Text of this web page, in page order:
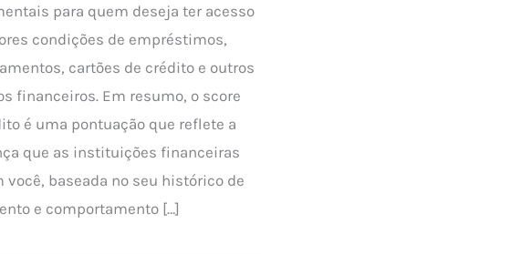
para quem deseja ter acesso
condições de empréstimos,
cartões de crédito e outros
financeiros. Em resumo, o score
é uma pontuação que reflete a
que as instituições financeiras
você, baseada no seu histórico de
e comportamento […]